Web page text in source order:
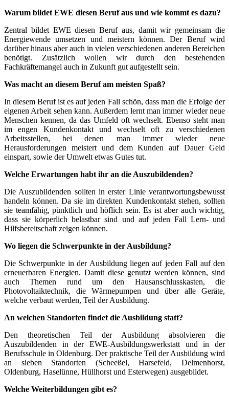
Warum bildet EWE diesen Beruf aus und wie kommt es dazu?
Zentral bildet EWE diesen Beruf aus, damit wir gemeinsam die
Energiewende umsetzen und meistern können. Der Beruf wird
darüber hinaus aber auch in vielen verschiedenen anderen Bereichen
benötigt. Zusätzlich wollen wir durch den bestehenden
Fachkräftemangel auch in Zukunft gut aufgestellt sein.
Was macht an diesem Beruf am meisten Spaß?
In diesem Beruf ist es auf jeden Fall schön, dass man die Erfolge der
eigenen Arbeit sehen kann. Außerdem lernt man immer wieder neue
Menschen kennen, da das Umfeld oft wechselt. Ebenso steht man
im engen Kundenkontakt und wechselt oft zu verschiedenen
Arbeitsstellen, bei denen man immer wieder neue
Herausforderungen meistert und dem Kunden auf Dauer Geld
einspart, sowie der Umwelt etwas Gutes tut.
Welche Erwartungen habt ihr an die Auszubildenden?
Die Auszubildenden sollten in erster Linie verantwortungsbewusst
handeln können. Da sie im direkten Kundenkontakt stehen, sollten
sie teamfähig, pünktlich und höflich sein. Es ist aber auch wichtig,
dass sie körperlich belastbar sind und auf jeden Fall Lern- und
Hilfsbereitschaft zeigen können.
Wo liegen die Schwerpunkte in der Ausbildung?
Die Schwerpunkte in der Ausbildung liegen auf jeden Fall auf den
erneuerbaren Energien. Damit diese genutzt werden können, sind
auch Themen rund um den Hausanschlusskasten, die
Photovoltaiktechnik, die Wärmepumpen und über alle Geräte,
welche verbaut werden, Teil der Ausbildung.
An welchen Standorten findet die Ausbildung statt?
Den theoretischen Teil der Ausbildung absolvieren die
Auszubildenden in der EWE-Ausbildungswerkstatt und in der
Berufsschule in Oldenburg. Der praktische Teil der Ausbildung wird
an sieben Standorten (Scheeßel, Harsefeld, Delmenhorst,
Oldenburg, Haselünne, Hüllhorst und Esterwegen) ausgebildet.
Welche Weiterbildungen gibt es?